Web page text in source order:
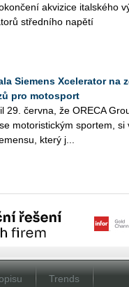
akvi­zi­ce ital­ské­ho
střed­ní­ho na­pě­tí
Siemens Xcelerator na
pro motosport
29. červ­na, že ORE­CA
mo­to­ris­tic­kým spor­tem, si
který j...
Trends